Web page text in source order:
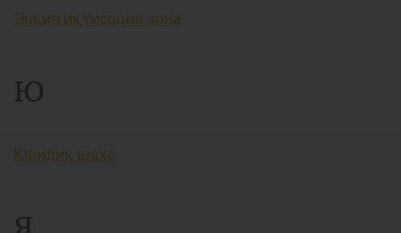
Эркин иқтисодий зона
Ю
Юридик шахс